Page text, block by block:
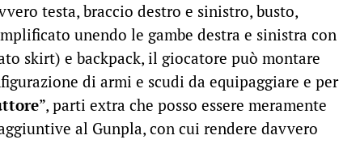
testa, braccio destro e sinistro, busto,
unendo le gambe destra e sinistra con
skirt) e backpack, il giocatore può montare
di armi e scudi da equipaggiare e per
”, parti extra che posso essere meramente
al Gunpla, con cui rendere davvero